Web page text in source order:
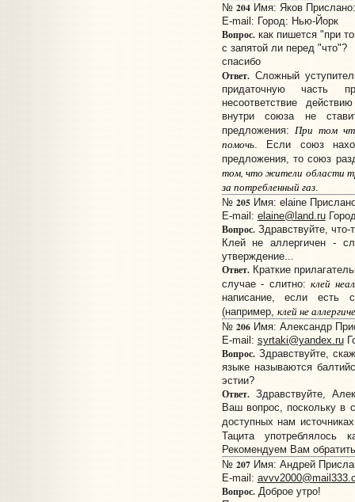
№ 204Имя: Яков
E-mail: Город: Нью-Йорк
Вопрос.как пишется "при
с запятой ли перед "что"?
спасибо
Ответ.Сложный
придаточную часть
несоответствие
внутри союза не
предложения:При том
помочь. Если союз
предложения, то союз
том, что жители области
за потребленный газ.
№ 205Имя: elaine
E-mail: elaine@land.ru
Вопрос.Здравствуйте, что-
Клей не аллергичен -
утверждение...
Ответ.Краткие
случае - слитно:клей
написание, если есть
(например, клей не
№ 206Имя: Александр
E-mail: syrtaki@yandex.ru
Вопрос.Здравствуйте,
языке называются
эстии?
Ответ.Здравствуйте,
Ваш вопрос, поскольку в
доступных нам
Тацита
Рекомендуем Вам
№ 207Имя: Андрей
E-mail:
Вопрос.Доброе утро!